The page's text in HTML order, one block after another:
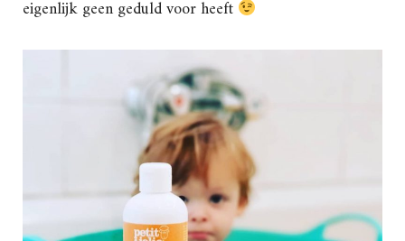
eigenlijk geen geduld voor heeft